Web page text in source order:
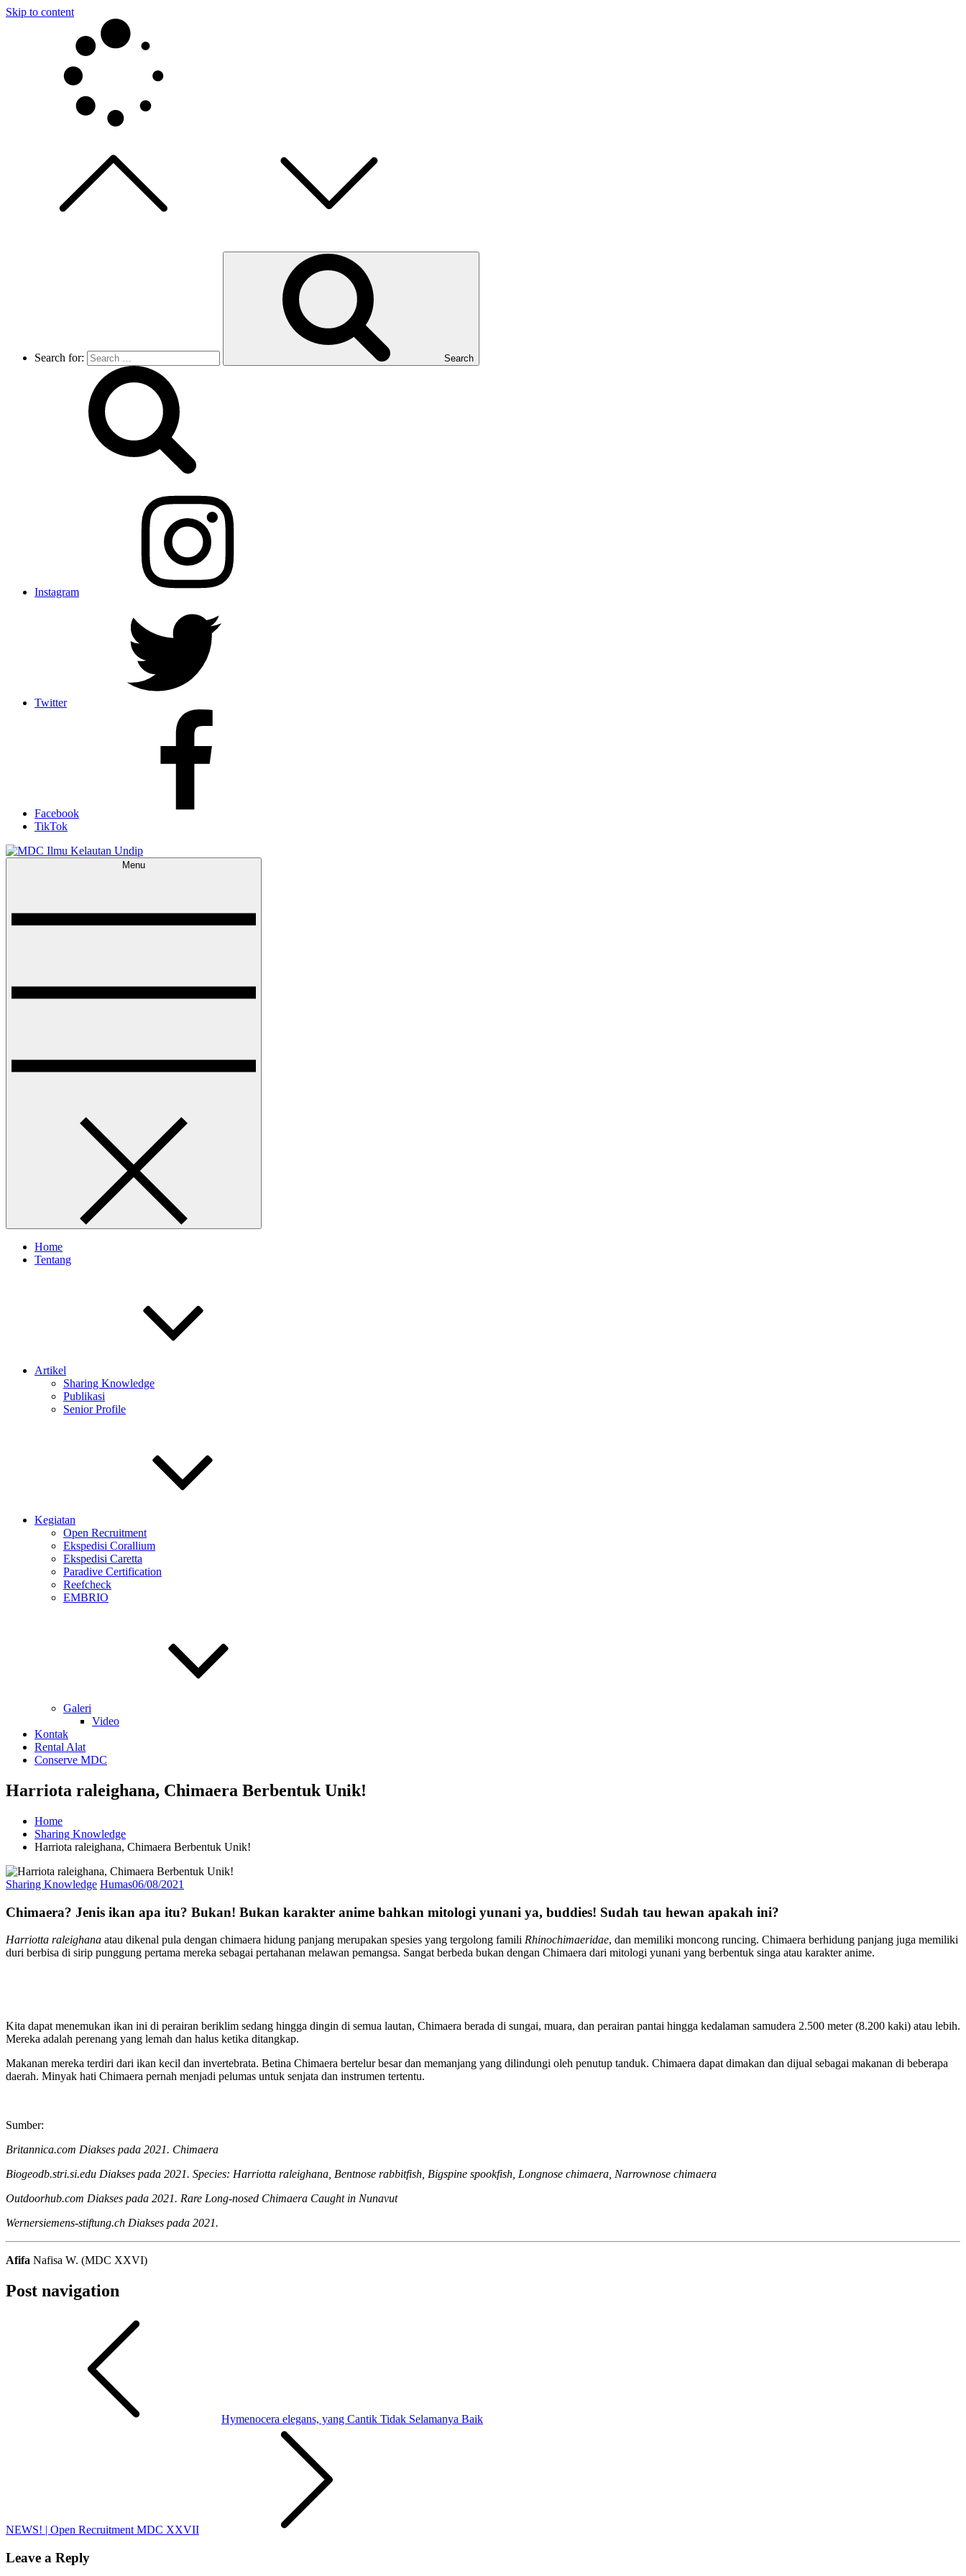
Skip to content
Search for: Search
Instagram
Twitter
Facebook
TikTok
Menu
Home
Tentang
Artikel
Sharing Knowledge
Publikasi
Senior Profile
Kegiatan
Open Recruitment
Ekspedisi Corallium
Ekspedisi Caretta
Paradive Certification
Reefcheck
EMBRIO
Galeri
Video
Kontak
Rental Alat
Conserve MDC
Harriota raleighana, Chimaera Berbentuk Unik!
Home
Sharing Knowledge
Harriota raleighana, Chimaera Berbentuk Unik!
Sharing Knowledge Humas06/08/2021
Chimaera? Jenis ikan apa itu? Bukan! Bukan karakter anime bahkan mitologi yunani ya, buddies! Sudah tau hewan apakah ini?
Harriotta raleighana atau dikenal pula dengan chimaera hidung panjang merupakan spesies yang tergolong famili Rhinochimaeridae, dan memiliki moncong runcing. Chimaera berhidung panjang juga memiliki
duri berbisa di sirip punggung pertama mereka sebagai pertahanan melawan pemangsa. Sangat berbeda bukan dengan Chimaera dari mitologi yunani yang berbentuk singa atau karakter anime.
Kita dapat menemukan ikan ini di perairan beriklim sedang hingga dingin di semua lautan, Chimaera berada di sungai, muara, dan perairan pantai hingga kedalaman samudera 2.500 meter (8.200 kaki) atau lebih.
Mereka adalah perenang yang lemah dan halus ketika ditangkap.
Makanan mereka terdiri dari ikan kecil dan invertebrata. Betina Chimaera bertelur besar dan memanjang yang dilindungi oleh penutup tanduk. Chimaera dapat dimakan dan dijual sebagai makanan di beberapa
daerah. Minyak hati Chimaera pernah menjadi pelumas untuk senjata dan instrumen tertentu.
Sumber:
Britannica.com Diakses pada 2021. Chimaera
Biogeodb.stri.si.edu Diakses pada 2021. Species: Harriotta raleighana, Bentnose rabbitfish, Bigspine spookfish, Longnose chimaera, Narrownose chimaera
Outdoorhub.com Diakses pada 2021. Rare Long-nosed Chimaera Caught in Nunavut
Wernersiemens-stiftung.ch Diakses pada 2021.
Afifa Nafisa W. (MDC XXVI)
Post navigation
Hymenocera elegans, yang Cantik Tidak Selamanya Baik
NEWS! | Open Recruitment MDC XXVII
Leave a Reply